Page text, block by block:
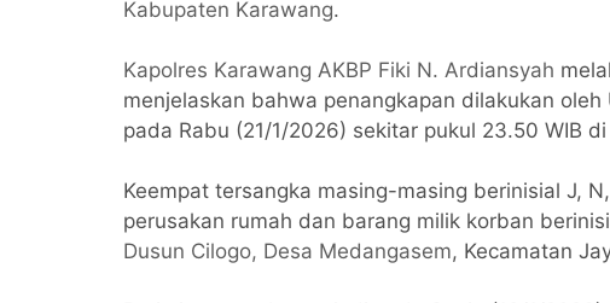
Kabupaten Karawang.
Kapolres Karawang AKBP Fiki N. Ardiansyah
menjelaskan bahwa penangkapan dilakukan
pada Rabu (21/1/2026) sekitar pukul 23.50 WIB
Keempat tersangka masing-masing berinisial J,
perusakan rumah dan barang milik korban
Dusun Cilogo, Desa Medangasem, Kecamatan